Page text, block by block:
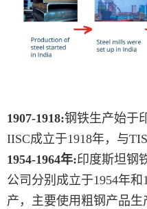
1907-1918:钢铁生产始于
IISC成立于1918年，与
1954-1964年:印度斯坦钢
公司分别成立于1954年
产，主要使用粗钢产品生